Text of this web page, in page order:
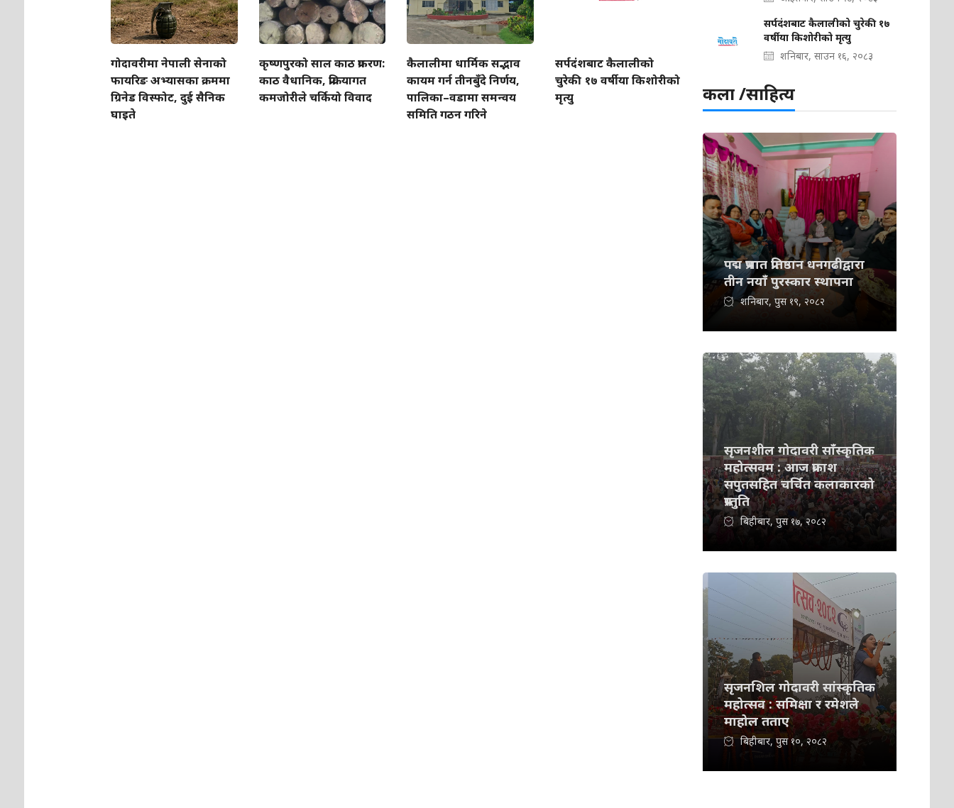
गोदावरीमा नेपाली सेनाको
फायरिङ अभ्यासका क्रममा
ग्रिनेड विस्फोट, दुई सैनिक
घाइते
कृष्णपुरको साल काठ प्रकरण:
काठ वैधानिक, प्रक्रियागत
कमजोरीले चर्कियो विवाद
कैलालीमा धार्मिक सद्भाव
कायम गर्न तीनबुँदे निर्णय,
पालिका–वडामा समन्वय
समिति गठन गरिने
सर्पदंशबाट कैलालीको
चुरेकी १७ वर्षीया किशोरीको
मृत्यु
सर्पदंशबाट कैलालीको चुरेकी १७
वर्षीया किशोरीको मृत्यु
शनिबार, साउन १६, २०८३
कला /साहित्य
पद्म प्रभात प्रतिष्ठान धनगढीद्वारा
तीन नयाँ पुरस्कार स्थापना
शनिबार, पुस १९, २०८२
सृजनशील गोदावरी साँस्कृतिक
महोत्सवम : आज प्रकाश
सपुतसहित चर्चित कलाकारको
प्रस्तुति
बिहीबार, पुस १७, २०८२
सृजनशिल गोदावरी सांस्कृतिक
महोत्सव : समिक्षा र रमेशले
माहोल तताए
बिहीबार, पुस १०, २०८२